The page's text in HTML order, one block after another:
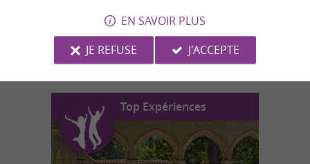
N'Co Park Aventure
à Lannemezan
Top Expériences
EN SAVOIR PLUS
JE REFUSE
J'ACCEPTE